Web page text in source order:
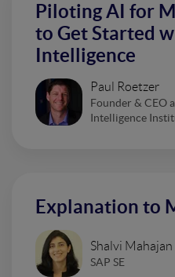
Piloting AI for
to Get Started
Intelligence
Paul Roetzer
Founder & CEO
Intelligence
Explanation to
Shalvi Mahajan
SAP SE